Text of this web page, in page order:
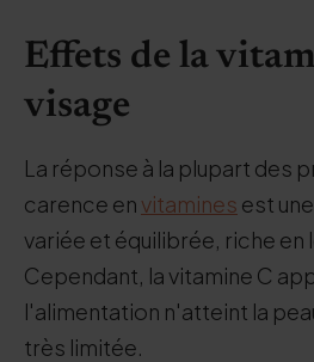
Effets de la
visage
La réponse à la plupart des
carence en vitamines est une
variée et équilibrée, riche en
Cependant, la vitamine C
l'alimentation n'atteint la
très limitée.